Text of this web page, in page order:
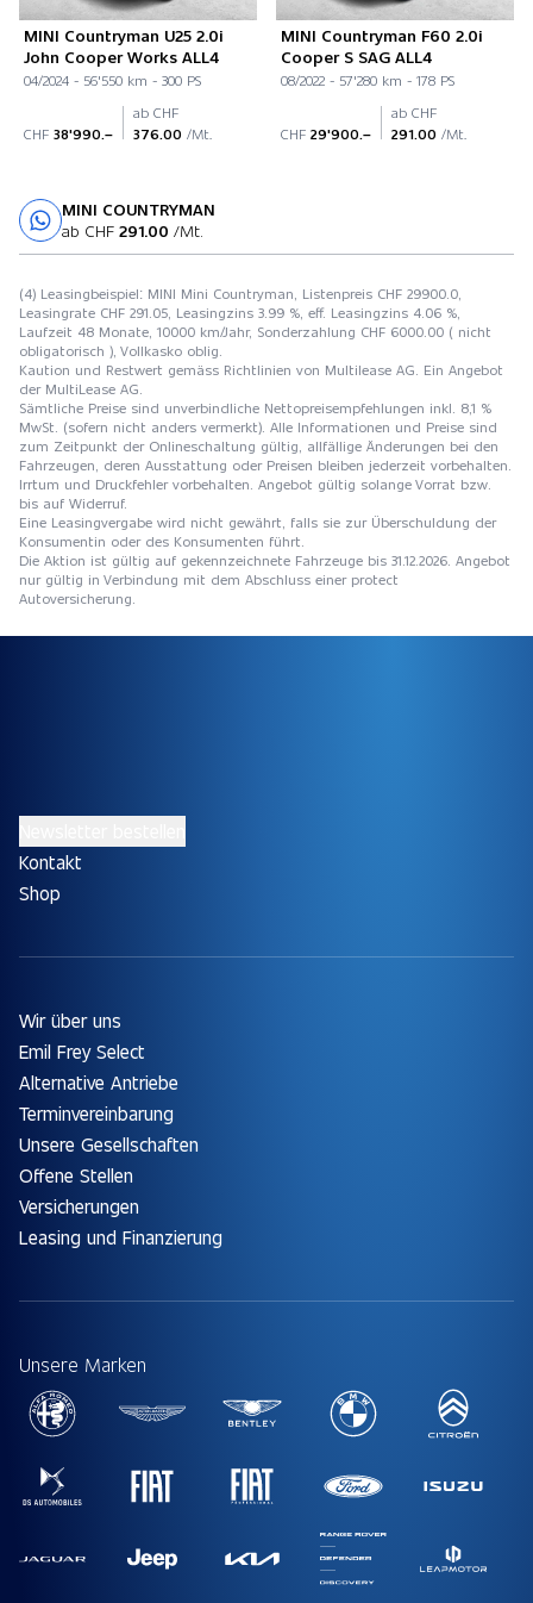
MINI Countryman U25 2.0i
John Cooper Works ALL4
04/2024 - 56'550 km - 300 PS
CHF 38'990.–
ab CHF
376.00 /Mt.
MINI Countryman F60 2.0i
Cooper S SAG ALL4
08/2022 - 57'280 km - 178 PS
CHF 29'900.–
ab CHF
291.00 /Mt.
MINI COUNTRYMAN
ab CHF 291.00 /Mt.
(4) Leasingbeispiel: MINI Mini Countryman, Listenpreis CHF 29900.0,
Leasingrate CHF 291.05, Leasingzins 3.99 %, eff. Leasingzins 4.06 %,
Laufzeit 48 Monate, 10000 km/Jahr, Sonderzahlung CHF 6000.00 ( nicht
obligatorisch ), Vollkasko oblig.
Kaution und Restwert gemäss Richtlinien von Multilease AG. Ein Angebot
der MultiLease AG.
Sämtliche Preise sind unverbindliche Nettopreisempfehlungen inkl. 8,1 %
MwSt. (sofern nicht anders vermerkt). Alle Informationen und Preise sind
zum Zeitpunkt der Onlineschaltung gültig, allfällige Änderungen bei den
Fahrzeugen, deren Ausstattung oder Preisen bleiben jederzeit vorbehalten.
Irrtum und Druckfehler vorbehalten. Angebot gültig solange Vorrat bzw.
bis auf Widerruf.
Eine Leasingvergabe wird nicht gewährt, falls sie zur Überschuldung der
Konsumentin oder des Konsumenten führt.
Die Aktion ist gültig auf gekennzeichnete Fahrzeuge bis 31.12.2026. Angebot
nur gültig in Verbindung mit dem Abschluss einer protect
Autoversicherung.
Kontakt
Shop
Wir über uns
Emil Frey Select
Alternative Antriebe
Terminvereinbarung
Unsere Gesellschaften
Offene Stellen
Versicherungen
Leasing und Finanzierung
Unsere Marken